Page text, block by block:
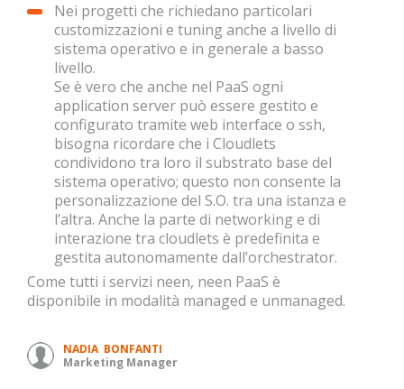
Nei progetti che richiedano particolari
customizzazioni e tuning anche a livello di
sistema operativo e in generale a basso
livello.
Se è vero che anche nel PaaS ogni
application server può essere gestito e
configurato tramite web interface o ssh,
bisogna ricordare che i Cloudlets
condividono tra loro il substrato base del
sistema operativo; questo non consente la
personalizzazione del S.O. tra una istanza e
l’altra. Anche la parte di networking e di
interazione tra cloudlets è predefinita e
gestita autonomamente dall’orchestrator.
Come tutti i servizi neen, neen PaaS è
disponibile in modalità managed e unmanaged.
NADIA BONFANTI
Marketing Manager